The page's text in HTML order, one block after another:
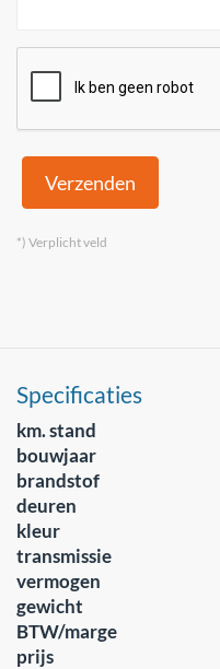
Verzenden
*) Verplicht veld
Specificaties
km. stand
bouwjaar
brandstof
deuren
kleur
transmissie
vermogen
gewicht
BTW/marge
prijs